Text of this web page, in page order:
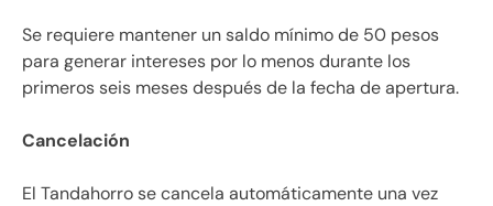
Se requiere mantener un saldo mínimo de 50 pesos
para generar intereses por lo menos durante los
primeros seis meses después de la fecha de apertura.
Cancelación
El Tandahorro se cancela automáticamente una vez